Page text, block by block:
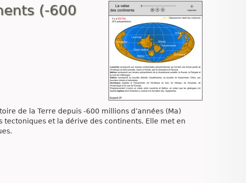
(-600
de la Terre depuis -600 millions d’années (Ma)
tectoniques et la dérive des continents. Elle met en